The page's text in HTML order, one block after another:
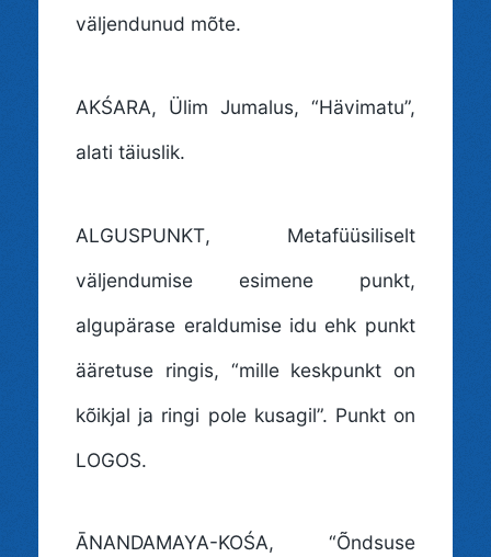
väljendunud mõte.
AKŚARA, Ülim Jumalus, “Hävimatu”,
alati täiuslik.
ALGUSPUNKT, Metafüüsiliselt
väljendumise esimene punkt,
algupärase eraldumise idu ehk punkt
ääretuse ringis, “mille keskpunkt on
kõikjal ja ringi pole kusagil”. Punkt on
LOGOS.
ĀNANDAMAYA-KOŚA, “Õndsuse